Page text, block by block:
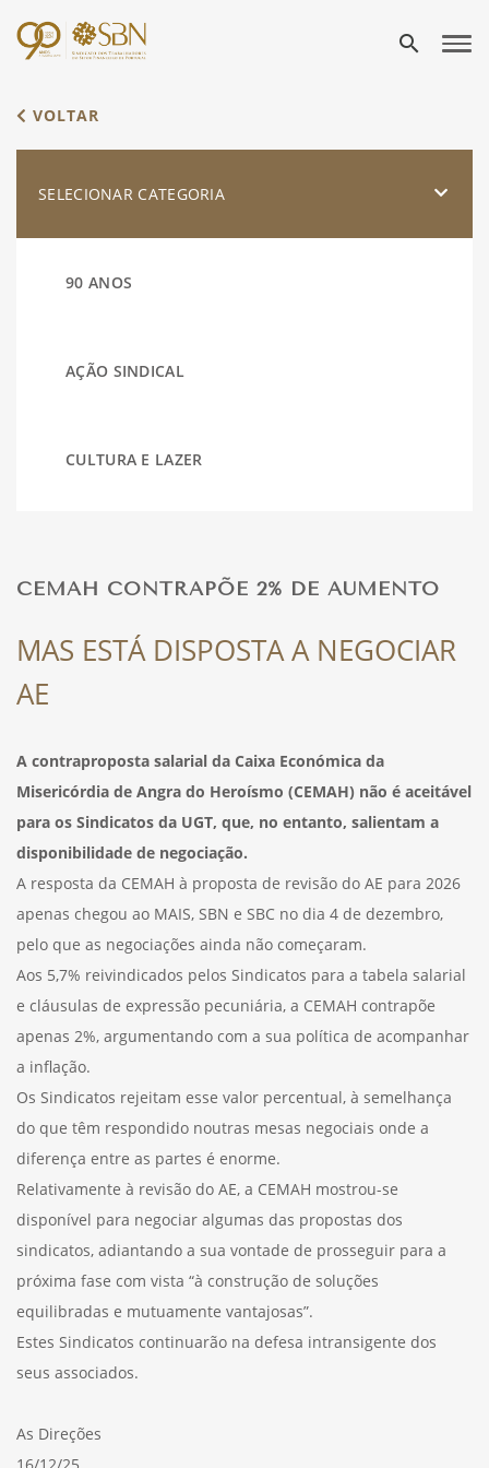
search
VOLTAR
SELECIONAR CATEGORIA
90 ANOS
AÇÃO SINDICAL
CULTURA E LAZER
FÉRIAS
CEMAH CONTRAPÕE 2% DE AUMENTO
MAS ESTÁ DISPOSTA A NEGOCIAR
AE
A contraproposta salarial da Caixa Económica da
Misericórdia de Angra do Heroísmo (CEMAH) não é aceitável
para os Sindicatos da UGT, que, no entanto, salientam a
disponibilidade de negociação.
A resposta da CEMAH à proposta de revisão do AE para 2026
apenas chegou ao MAIS, SBN e SBC no dia 4 de dezembro,
pelo que as negociações ainda não começaram.
Aos 5,7% reivindicados pelos Sindicatos para a tabela salarial
e cláusulas de expressão pecuniária, a CEMAH contrapõe
apenas 2%, argumentando com a sua política de acompanhar
a inflação.
Os Sindicatos rejeitam esse valor percentual, à semelhança
do que têm respondido noutras mesas negociais onde a
diferença entre as partes é enorme.
Relativamente à revisão do AE, a CEMAH mostrou-se
disponível para negociar algumas das propostas dos
sindicatos, adiantando a sua vontade de prosseguir para a
próxima fase com vista “à construção de soluções
equilibradas e mutuamente vantajosas”.
Estes Sindicatos continuarão na defesa intransigente dos
seus associados.
As Direções